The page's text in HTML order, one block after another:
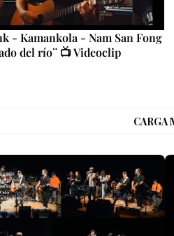
- Kamankola - Nam San Fong
del río¨ 📺 Videoclip
CARGA